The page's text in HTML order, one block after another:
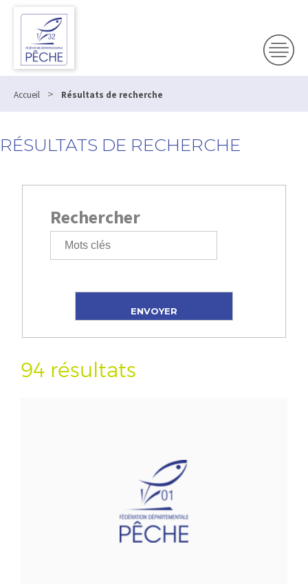
Accueil > Résultats de recherche
RÉSULTATS DE RECHERCHE
Rechercher
94 résultats